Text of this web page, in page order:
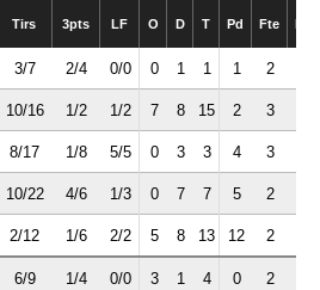
Tirs 3pts LF O D T Pd Fte
3/7 2/4 0/0 0 1 1 1 2
10/16 1/2 1/2 7 8 15 2 3
8/17 1/8 5/5 0 3 3 4 3
10/22 4/6 1/3 0 7 7 5 2
2/12 1/6 2/2 5 8 13 12 2
6/9 1/4 0/0 3 1 4 0 2